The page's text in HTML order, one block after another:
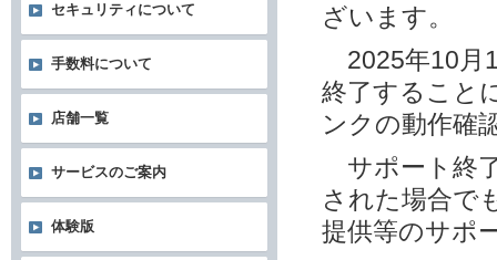
ざいます。
2025年10月
終了すること
ンクの動作確
サポート終
された場合で
提供等のサポ
セキュリティについて
手数料について
店舗一覧
サービスのご案内
体験版